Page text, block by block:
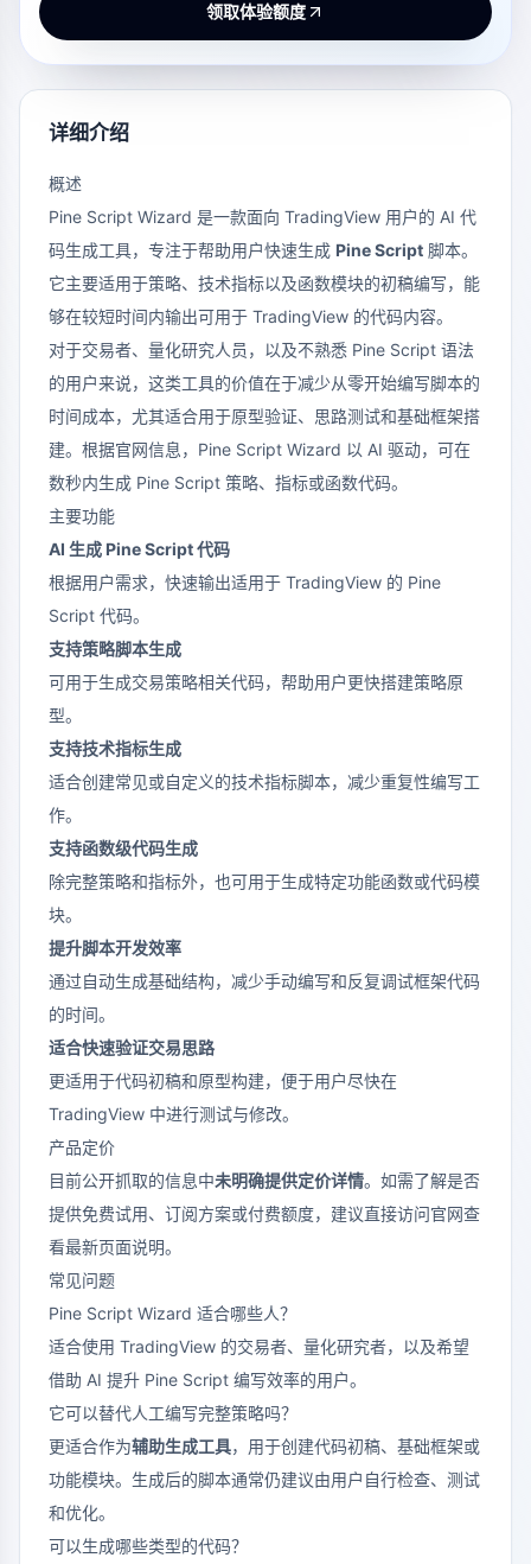
领取体验额度
详细介绍
概述
Pine Script Wizard 是一款面向 TradingView 用户的 AI 代
码生成工具，专注于帮助用户快速生成 Pine Script 脚本。
它主要适用于策略、技术指标以及函数模块的初稿编写，能
够在较短时间内输出可用于 TradingView 的代码内容。
对于交易者、量化研究人员，以及不熟悉 Pine Script 语法
的用户来说，这类工具的价值在于减少从零开始编写脚本的
时间成本，尤其适合用于原型验证、思路测试和基础框架搭
建。根据官网信息，Pine Script Wizard 以 AI 驱动，可在
数秒内生成 Pine Script 策略、指标或函数代码。
主要功能
AI 生成 Pine Script 代码
根据用户需求，快速输出适用于 TradingView 的 Pine
Script 代码。
支持策略脚本生成
可用于生成交易策略相关代码，帮助用户更快搭建策略原
型。
支持技术指标生成
适合创建常见或自定义的技术指标脚本，减少重复性编写工
作。
支持函数级代码生成
除完整策略和指标外，也可用于生成特定功能函数或代码模
块。
提升脚本开发效率
通过自动生成基础结构，减少手动编写和反复调试框架代码
的时间。
适合快速验证交易思路
更适用于代码初稿和原型构建，便于用户尽快在
TradingView 中进行测试与修改。
产品定价
目前公开抓取的信息中未明确提供定价详情。如需了解是否
提供免费试用、订阅方案或付费额度，建议直接访问官网查
看最新页面说明。
常见问题
Pine Script Wizard 适合哪些人？
适合使用 TradingView 的交易者、量化研究者，以及希望
借助 AI 提升 Pine Script 编写效率的用户。
它可以替代人工编写完整策略吗？
更适合作为辅助生成工具，用于创建代码初稿、基础框架或
功能模块。生成后的脚本通常仍建议由用户自行检查、测试
和优化。
可以生成哪些类型的代码？